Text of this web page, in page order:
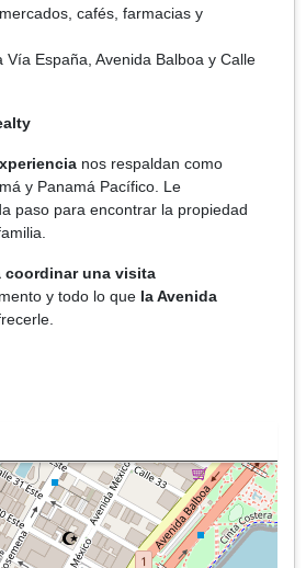
cafés, farmacias y
Vía España, Avenida Balboa y Calle
nos respaldan como
y Panamá Pacífico. Le
paso para encontrar la propiedad
coordinar una visita
y todo lo que la Avenida